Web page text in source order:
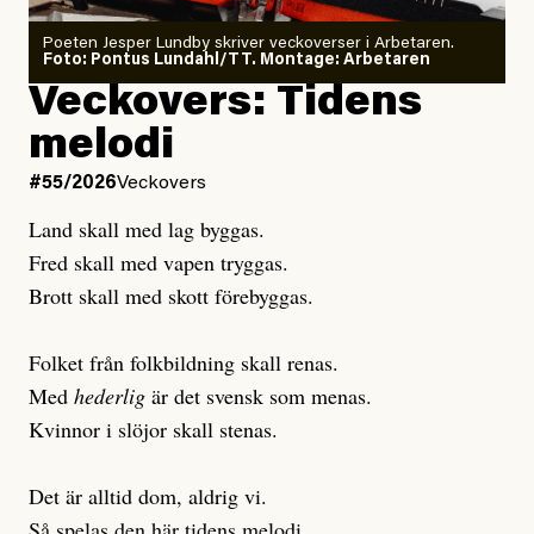
Publicerad6 August, 2026
Uppdaterad7 August, 2026
Joel Kellgren
Publicerad3 August, 2026
Uppdaterad3 August, 2026
Poeten Jesper Lundby skriver veckoverser i Arbetaren.
Foto: Pontus Lundahl/TT. Montage: Arbetaren
Veckovers: Tidens
melodi
#55/2026Veckovers
Land skall med lag byggas.
Fred skall med vapen tryggas.
Brott skall med skott förebyggas.
Folket från folkbildning skall renas.
Med hederlig är det svensk som menas.
Kvinnor i slöjor skall stenas.
Det är alltid dom, aldrig vi.